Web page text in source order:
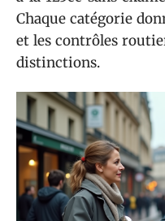
Chaque catégorie
et les contrôles
distinctions.